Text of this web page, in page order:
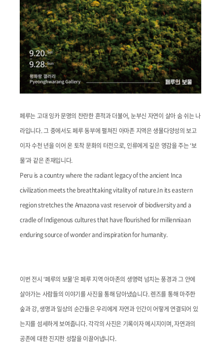
페루는 고대 잉카 문명의 찬란한 흔적과 더불어, 눈부신 자연이 살아 숨 쉬는 나
라입니다. 그 중에서도 페루 동부에 펼쳐진 아마존 지역은 생물다양성의 보고
이자 수천 년을 이어 온 토착 문화의 터전으로, 인류에게 깊은 영감을 주는 ‘보
물’과 같은 존재입니다.
Peru is a country where the radiant legacy of the ancient Inca
civilization meets the breathtaking vitality of nature.In its eastern
region stretches the Amazona vast reservoir of biodiversity and a
cradle of Indigenous cultures that have flourished for millenniaan
enduring source of wonder and inspiration for humanity.
이번 전시 ‘페루의 보물’은 페루 지역 아마존의 생명력 넘치는 풍경과 그 안에
살아가는 사람들의 이야기를 사진을 통해 담아냈습니다. 렌즈를 통해 마주한
숲과 강, 생명과 일상의 순간들은 우리에게 자연과 인간이 어떻게 연결되어 있
는지를 섬세하게 보여줍니다. 각각의 사진은 기록이자 메시지이며, 자연과의
공존에 대한 진지한 성찰을 이끌어냅니다.